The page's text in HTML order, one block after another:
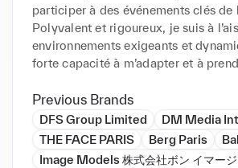
participer à des événements clés de
Polyvalent et rigoureux, je suis à
environnements exigeants et
forte capacité à m’adapter et à
Previous Brands
DFS Group Limited
DM Media
THE FACE PARIS
Berg Paris
Image Models 株式会社ボン イマージ